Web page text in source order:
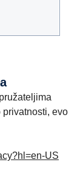
evo
US